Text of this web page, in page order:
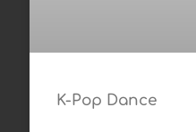
K-Pop Dance